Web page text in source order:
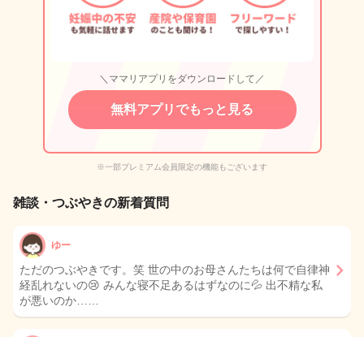
＼ママリアプリをダウンロードして／
無料アプリでもっと見る
※一部プレミアム会員限定の機能もございます
雑談・つぶやきの新着質問
ゆー
ただのつぶやきです。笑 世の中のお母さんたちは何で自律神
経乱れないの😢 みんな寝不足あるはずなのに💦 出不精な私
が悪いのか……